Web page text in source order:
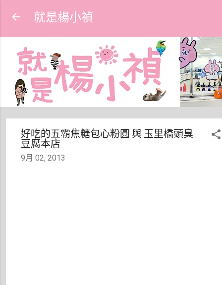
就是楊小禎
好吃的五霸焦糖包心粉圓 與 玉里橋頭臭
豆腐本店
9月 02, 2013